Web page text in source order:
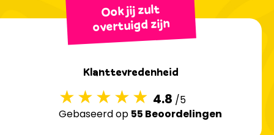
Ook jij zult
overtuigd zijn
Klanttevredenheid
4.8 /5
Gebaseerd op 55 Beoordelingen